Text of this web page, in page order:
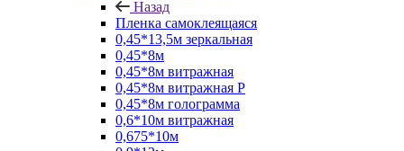
Назад
Пленка самоклеящаяся
0,45*13,5м зеркальная
0,45*8м
0,45*8м витражная
0,45*8м витражная Р
0,45*8м голограмма
0,6*10м витражная
0,675*10м